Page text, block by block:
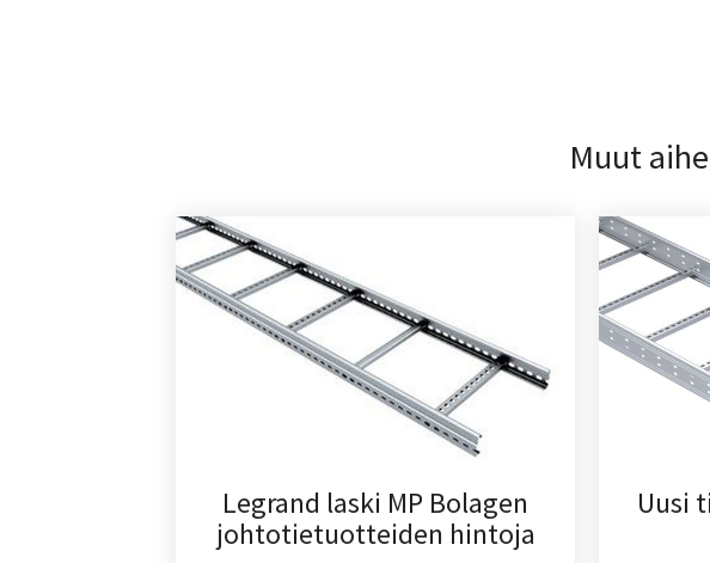
Muut
Legrand laski MP Bolagen
johtotietuotteiden hintoja
Uusi